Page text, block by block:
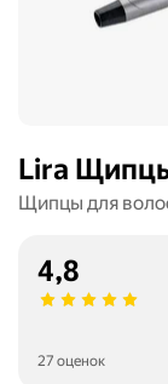
Lira
Щипцы для
4,8
27 оценок